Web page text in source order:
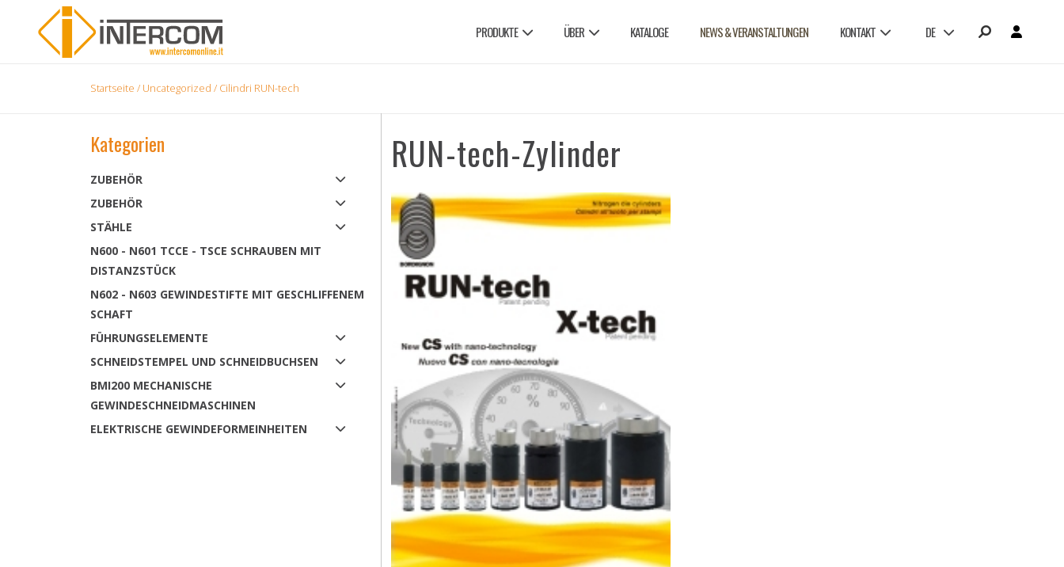
PRODUKTE ÜBER KATALOGE NEWS & VERANSTALTUNGEN KONTAKT DE
Startseite / Uncategorized / Cilindri RUN-tech
Kategorien
ZUBEHÖR
ZUBEHÖR
STÄHLE
N600 - N601 TCCE - TSCE SCHRAUBEN MIT
DISTANZSTÜCK
N602 - N603 GEWINDESTIFTE MIT GESCHLIFFENEM
SCHAFT
FÜHRUNGSELEMENTE
SCHNEIDSTEMPEL UND SCHNEIDBUCHSEN
BMI200 MECHANISCHE
GEWINDESCHNEIDMASCHINEN
ELEKTRISCHE GEWINDEFORMEINHEITEN
RUN-tech-Zylinder